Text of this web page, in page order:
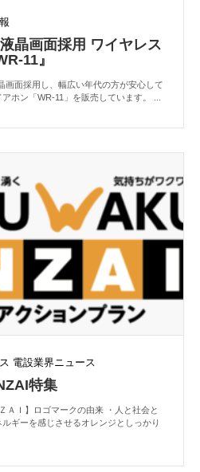
晶画面採用 ワイヤレス
11』
画面採用し、幅広い年代の方が安心して
ホン「WR-11」を販売しています。 ...
電設業界ニュース
特集
ＡＩ】ロゴマークの由来 ・人と社会と
ギーを感じさせるオレンジとしっかり